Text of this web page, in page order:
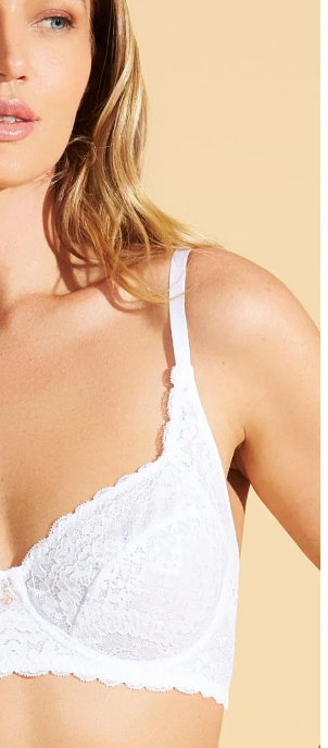
7º sutiã
8º calcinhas
9 pantufa
10º noivas